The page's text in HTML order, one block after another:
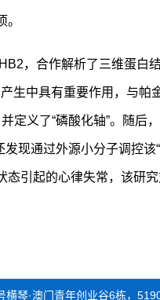
，合作解析了三维蛋白
生中具有重要作用，与
定义了“磷酸化轴”。随后
现通过外源小分子调控
引起的心律失常，该研
琴·澳门青年创业谷6栋，